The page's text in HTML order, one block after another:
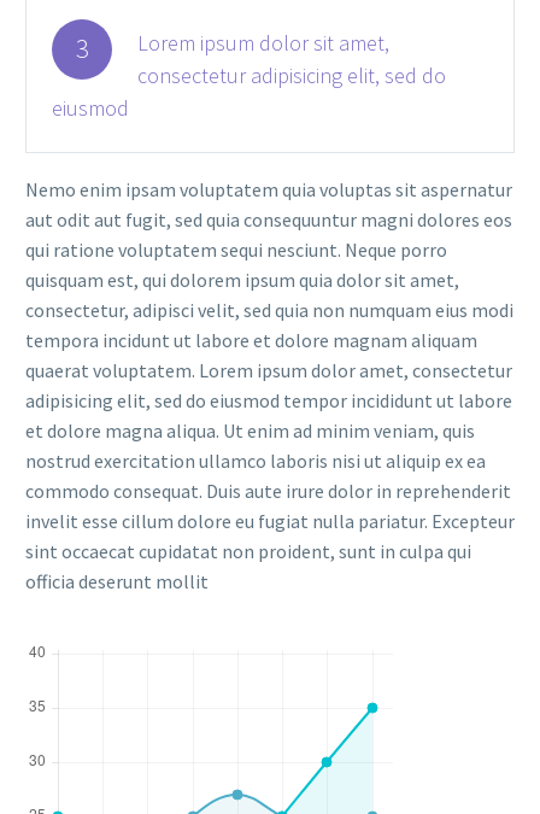
3
Lorem ipsum dolor sit amet,
consectetur adipisicing elit, sed do
eiusmod
Nemo enim ipsam voluptatem quia voluptas sit aspernatur
aut odit aut fugit, sed quia consequuntur magni dolores eos
qui ratione voluptatem sequi nesciunt. Neque porro
quisquam est, qui dolorem ipsum quia dolor sit amet,
consectetur, adipisci velit, sed quia non numquam eius modi
tempora incidunt ut labore et dolore magnam aliquam
quaerat voluptatem. Lorem ipsum dolor amet, consectetur
adipisicing elit, sed do eiusmod tempor incididunt ut labore
et dolore magna aliqua. Ut enim ad minim veniam, quis
nostrud exercitation ullamco laboris nisi ut aliquip ex ea
commodo consequat. Duis aute irure dolor in reprehenderit
invelit esse cillum dolore eu fugiat nulla pariatur. Excepteur
sint occaecat cupidatat non proident, sunt in culpa qui
officia deserunt mollit